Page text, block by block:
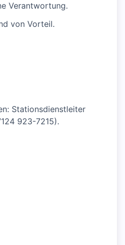
Verantwortung.
von Vorteil.
Stationsdienstleiter
923-7215).